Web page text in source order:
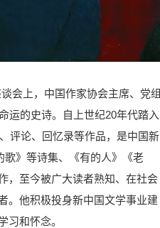
会上，中国作家协会主席、党组
运的史诗。自上世纪20年代踏入
评论、回忆录等作品，是中国新
歌》等诗集、《有的人》《老
，至今被广大读者熟知、在社会
。他积极投身新中国文学事业建
习和怀念。